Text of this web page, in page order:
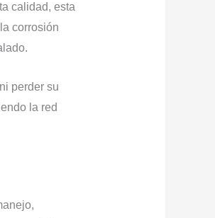
calidad, esta
corrosión
perder su
la red